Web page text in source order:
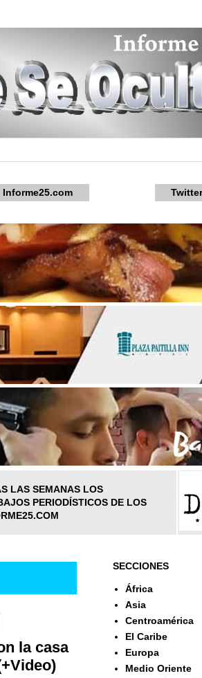
Informe25.com
LAS SEMANAS LOS
PERIODÍSTICOS DE LOS
la casa
SECCIONES
África
Asia
Centroamérica
El Caribe
Europa
Medio Oriente